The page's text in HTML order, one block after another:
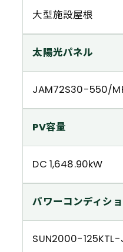
大型施設屋根
太陽光パネル
JAM72S30-550/
PV容量
DC 1,648.90kW
パワーコンディシ
SUN2000-125KTL-